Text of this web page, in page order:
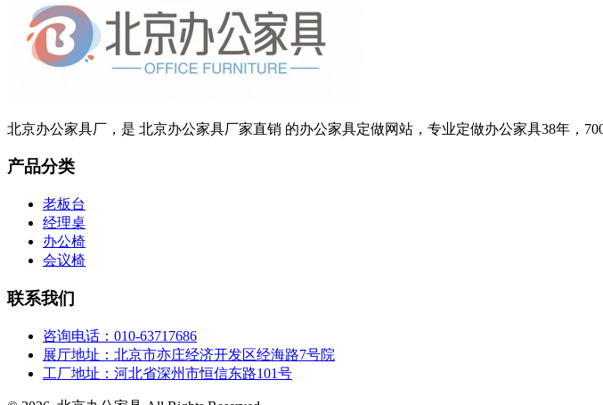
北京办公家具厂，是 北京办公家具厂家直销 的办公家具定做网站，专业定做办公家具38年，
产品分类
老板台
经理桌
办公椅
会议椅
联系我们
咨询电话：010-63717686
展厅地址：北京市亦庄经济开发区经海路7号院
工厂地址：河北省深州市恒信东路101号